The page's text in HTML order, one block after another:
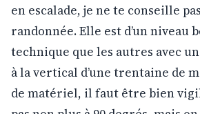
en escalade, je ne te conseille
randonnée. Elle est d’un niveau
technique que les autres avec
à la vertical d’une trentaine de
de matériel, il faut être bien